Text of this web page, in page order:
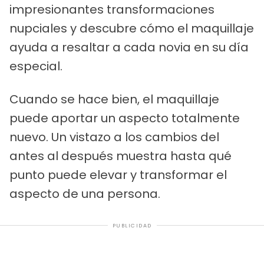
impresionantes transformaciones
nupciales y descubre cómo el maquillaje
ayuda a resaltar a cada novia en su día
especial.
Cuando se hace bien, el maquillaje
puede aportar un aspecto totalmente
nuevo. Un vistazo a los cambios del
antes al después muestra hasta qué
punto puede elevar y transformar el
aspecto de una persona.
PUBLICIDAD